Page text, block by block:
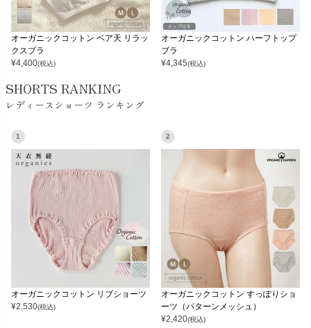
オーガニックコットン ベア天 リラッ
クスブラ
¥4,400(税込)
オーガニックコットン ハーフトップ
ブラ
¥4,345(税込)
SHORTS RANKING
レディースショーツ ランキング
1
オーガニックコットン リブショーツ
¥2,530(税込)
2
オーガニックコットン すっぽりショ
ーツ（パターンメッシュ）
¥2,420(税込)